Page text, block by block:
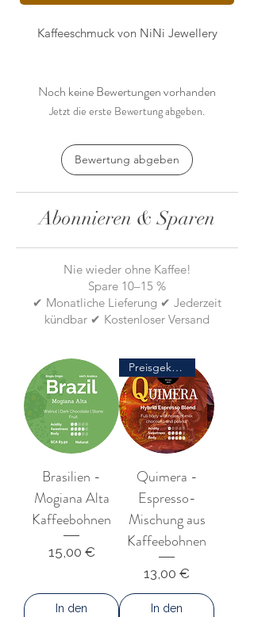
Kaffeeschmuck von NiNi Jewellery
Noch keine Bewertungen vorhanden
Jetzt die erste Bewertung abgeben.
Bewertung abgeben
Abonnieren & Sparen
Nie wieder ohne Kaffee!
Spare 10–15 %
✔ Monatliche Lieferung ✔ Jederzeit
kündbar ✔ Kostenloser Versand
Brasilien -
Mogiana Alta
Kaffeebohnen
Preis
15,00 €
In den
Preisgekrönt
Quimera -
Espresso-
Mischung aus
Kaffeebohnen
Preis
13,00 €
In den